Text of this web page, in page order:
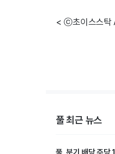
< ⓒ초이스스탁
풀 최근 뉴스